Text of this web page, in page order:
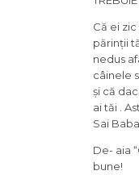
Că ei
părinții
nedus
câinele
și că
ai tăi .
Sai Baba .
De- aia
bune!